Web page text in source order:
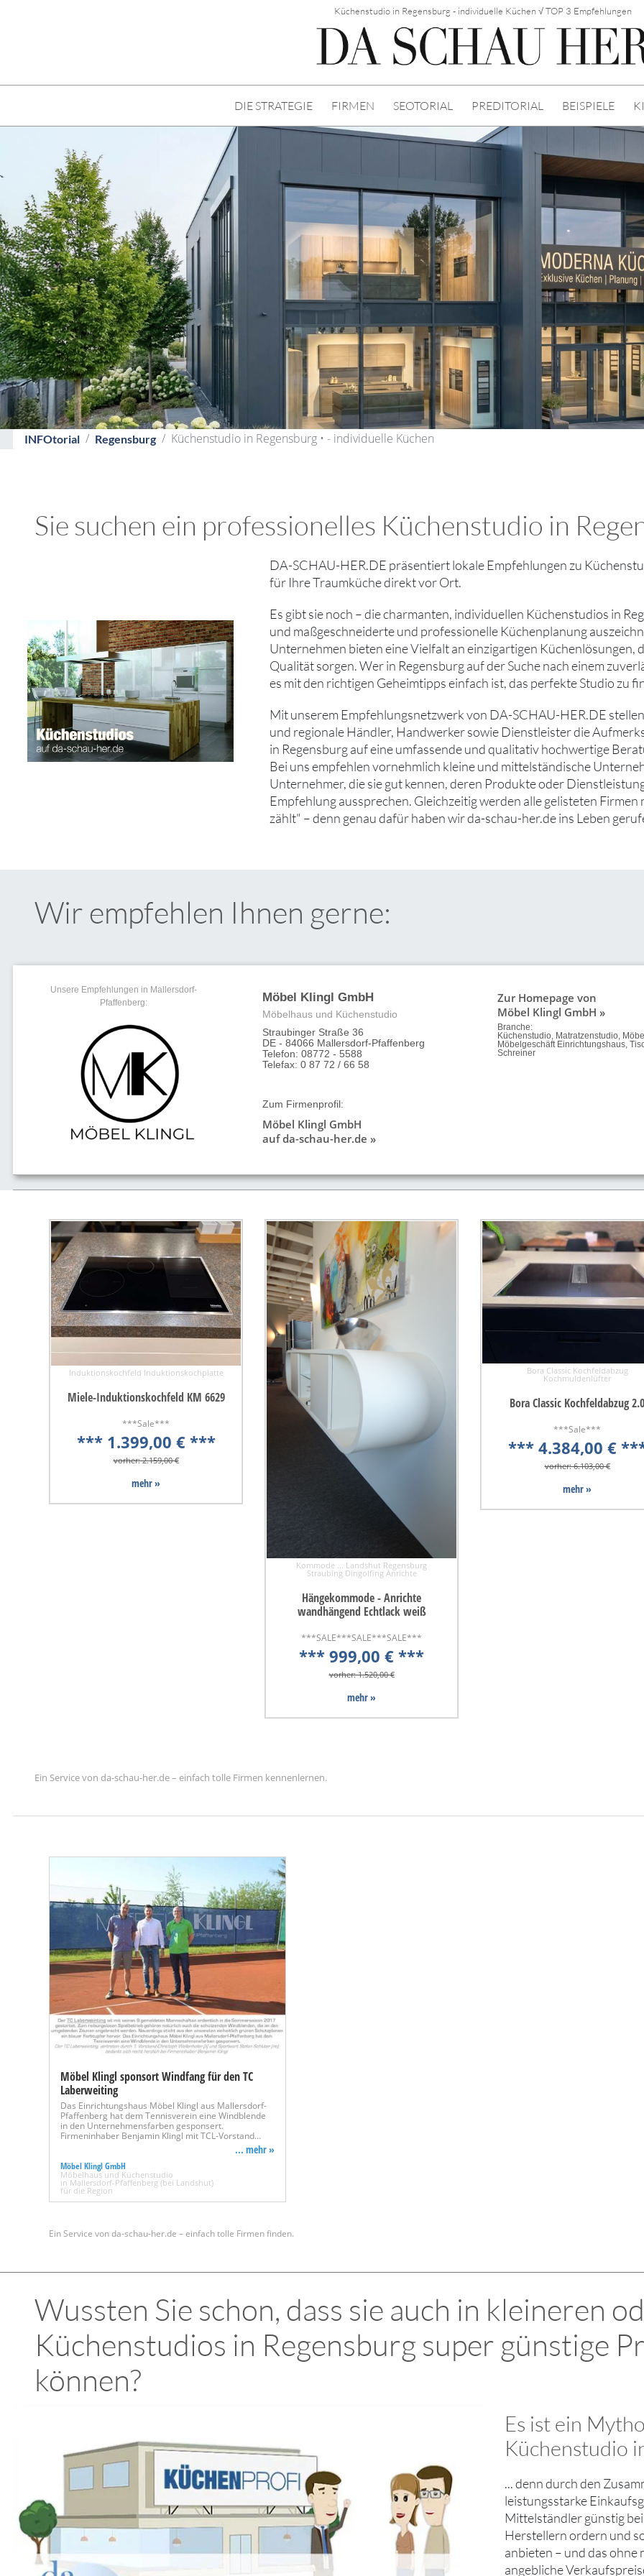
Küchenstudio in Regensburg - individuelle Küchen √ TOP 3 Empfehlungen
DIE STRATEGIE FIRMEN SEOTORIAL PREDITORIAL BEISPIELE
INFOtorial Regensburg Küchenstudio in Regensburg • - individuelle Küchen
Sie suchen ein professionelles Küchenstudio in
DA-SCHAU-HER.DE präsentiert lokale Empfehlungen zu
für Ihre Traumküche direkt vor Ort.
Es gibt sie noch – die charmanten, individuellen Küchenstudios in
und maßgeschneiderte und professionelle Küchenplanung
Unternehmen bieten eine Vielfalt an einzigartigen Küchenlösungen,
Qualität sorgen. Wer in Regensburg auf der Suche nach einem
es mit den richtigen Geheimtipps einfach ist, das perfekte Studio zu
Mit unserem Empfehlungsnetzwerk von DA-SCHAU-HER.DE
und regionale Händler, Handwerker sowie Dienstleister die
in Regensburg auf eine umfassende und qualitativ hochwertige
Bei uns empfehlen vornehmlich kleine und mittelständische
Unternehmer, die sie gut kennen, deren Produkte oder
Empfehlung aussprechen. Gleichzeitig werden alle gelisteten
zählt" – denn genau dafür haben wir da-schau-her.de ins Leben
Wir empfehlen Ihnen gerne:
Unsere Empfehlungen in Mallersdorf-
Pfaffenberg:
Möbel Klingl GmbH
Möbelhaus und Küchenstudio
Straubinger Straße 36
DE - 84066 Mallersdorf-Pfaffenberg
Telefon: 08772 - 5588
Telefax: 0 87 72 / 66 58
Zum Firmenprofil:
Möbel Klingl GmbH
auf da-schau-her.de »
Zur Homepage von
Möbel Klingl GmbH »
Branche:
Küchenstudio, Matratzenstudio,
Möbelgeschäft Einrichtungshaus,
Schreiner
Induktionskochfeld Induktionskochplatte
Miele-Induktionskochfeld KM 6629
***Sale***
*** 1.399,00 € ***
vorher: 2.159,00 €
mehr »
Kommode ... Landshut Regensburg
Straubing Dingolfing Anrichte
Hängekommode - Anrichte
wandhängend Echtlack weiß
***SALE***SALE***SALE***
*** 999,00 € ***
vorher: 1.520,00 €
mehr »
Bora Classic Kochfeldabzug
Kochmuldenlüfter
Bora Classic Kochfeldabzug 2.0
***Sale***
*** 4.384,00 €
vorher: 6.103,00 €
mehr »
Ein Service von da-schau-her.de – einfach tolle Firmen kennenlernen.
Möbel Klingl sponsort Windfang für den TC
Laberweiting
Das Einrichtungshaus Möbel Klingl aus Mallersdorf-
Pfaffenberg hat dem Tennisverein eine Windblende
in den Unternehmensfarben gesponsert.
Firmeninhaber Benjamin Klingl mit TCL-Vorstand…
... mehr »
Möbel Klingl GmbH
Möbelhaus und Küchenstudio
in Mallersdorf-Pfaffenberg (bei Landshut)
für die Region
Ein Service von da-schau-her.de – einfach tolle Firmen finden.
Wussten Sie schon, dass sie auch in kleineren
Küchenstudios in Regensburg super günstige
können?
Es ist ein
Küchenstudio
... denn durch den
leistungsstarke
Mittelständler günstig
Herstellern ordern und
anbieten – und das
angebliche